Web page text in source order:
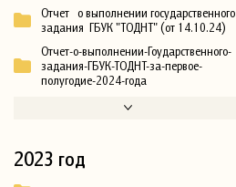
Отчет о выполнении государственного
задания ГБУК "ТОДНТ" (от 14.10.24)
Отчет-о-выполнении-Гоударственного-
задания-ГБУК-ТОДНТ-за-первое-
полугодие-2024-года
2023 год